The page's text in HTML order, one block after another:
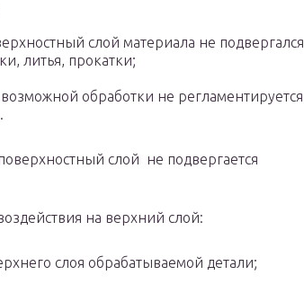
слой материала не подвергался
литья, прокатки;
обработки не
слой не подвергается
на верхний слой:
слоя обрабатываемой детали;